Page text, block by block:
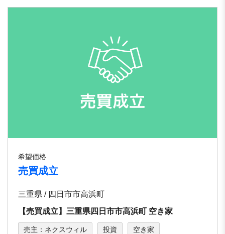
希望価格
売買成立
三重県 / 四日市市高浜町
【売買成立】三重県四日市市⾼浜町 空き家
売主：ネクスウィル 投資 空き家